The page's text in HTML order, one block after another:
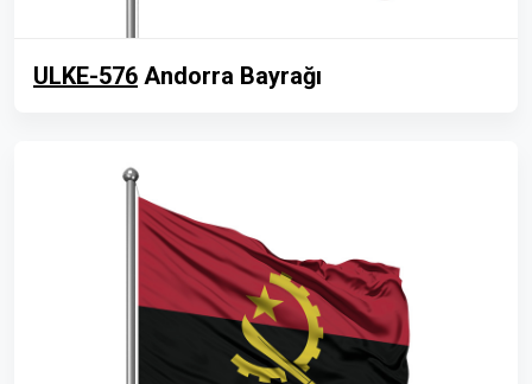
ULKE-576 Andorra Bayrağı